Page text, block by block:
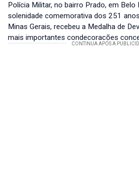
Polícia Militar, no bairro Prado, em Belo
solenidade comemorativa dos 251
Minas Gerais, recebeu a Medalha de
mais importantes condecorações